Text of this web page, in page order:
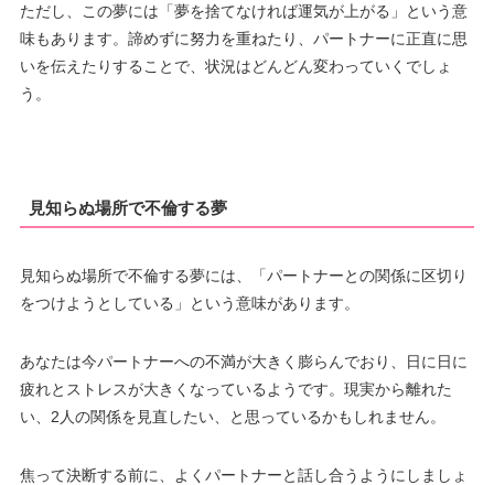
ただし、この夢には「夢を捨てなければ運気が上がる」という意
味もあります。諦めずに努力を重ねたり、パートナーに正直に思
いを伝えたりすることで、状況はどんどん変わっていくでしょ
う。
見知らぬ場所で不倫する夢
見知らぬ場所で不倫する夢には、「パートナーとの関係に区切り
をつけようとしている」という意味があります。
あなたは今パートナーへの不満が大きく膨らんでおり、日に日に
疲れとストレスが大きくなっているようです。現実から離れた
い、2人の関係を見直したい、と思っているかもしれません。
焦って決断する前に、よくパートナーと話し合うようにしましょ